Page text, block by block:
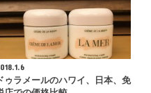
ゥラメールのハワイ、日本、免